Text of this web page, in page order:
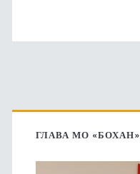
Основная
боковая
ГЛАВА МО «БОХАН»